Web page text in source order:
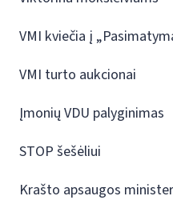
VMI kviečia į
VMI turto aukcionai
Įmonių VDU palyginimas
STOP šešėliui
Krašto apsaugos